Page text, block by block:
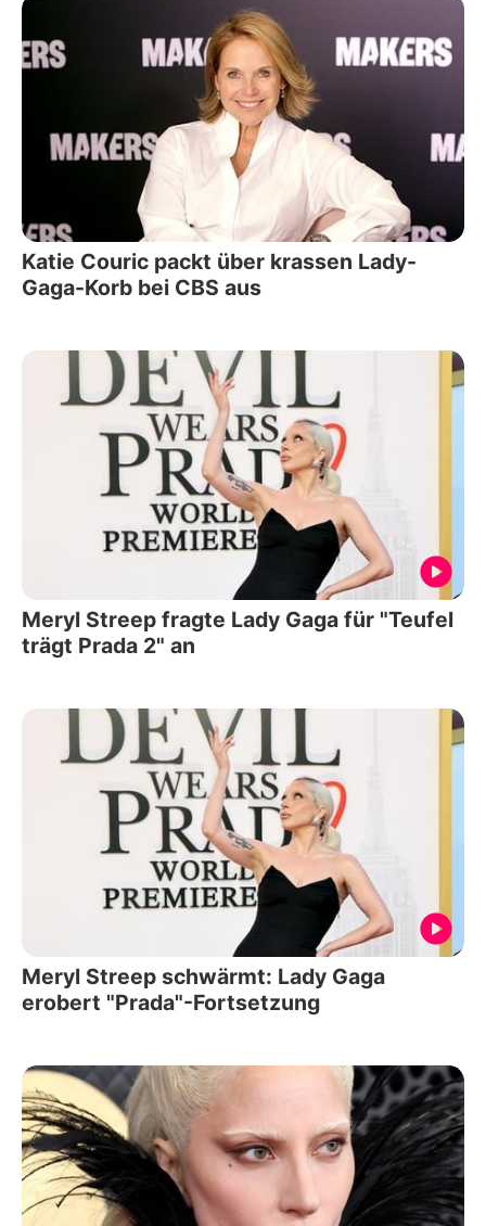
Katie Couric packt über krassen Lady-
Gaga-Korb bei CBS aus
Meryl Streep fragte Lady Gaga für "Teufel
trägt Prada 2" an
Meryl Streep schwärmt: Lady Gaga
erobert "Prada"-Fortsetzung